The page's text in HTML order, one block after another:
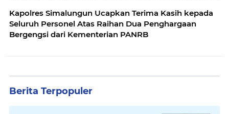
Kapolres Simalungun Ucapkan Terima Kasih kepada
Seluruh Personel Atas Raihan Dua Penghargaan
Bergengsi dari Kementerian PANRB
Berita Terpopuler